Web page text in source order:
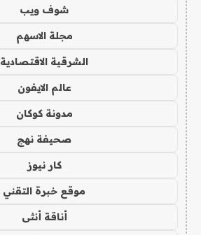
شوف ويب
مجلة الاسهم
الشرقية الاقتصادية
عالم الايفون
مدونة كوكان
صحيفة نهج
كار نيوز
موقع خبرة التقني
أناقة أنثى